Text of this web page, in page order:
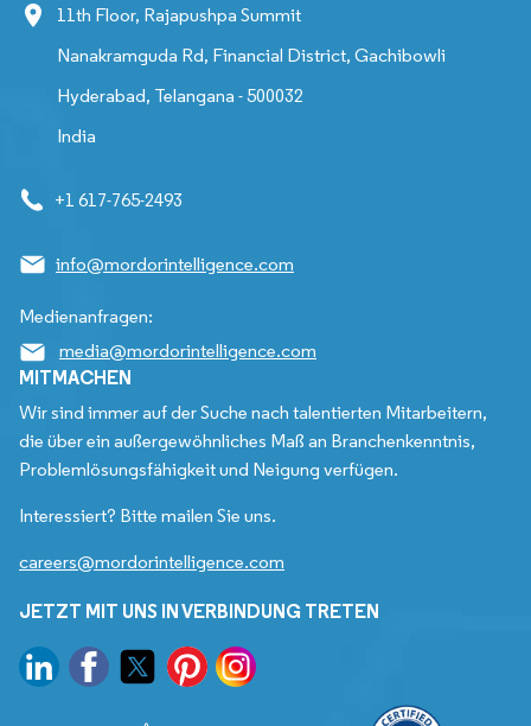
11th Floor, Rajapushpa Summit
Nanakramguda Rd, Financial District, Gachibowli
Hyderabad, Telangana - 500032
India
+1 617-765-2493
info@mordorintelligence.com
Medienanfragen:
media@mordorintelligence.com
MITMACHEN
Wir sind immer auf der Suche nach talentierten Mitarbeitern,
die über ein außergewöhnliches Maß an Branchenkenntnis,
Problemlösungsfähigkeit und Neigung verfügen.
Interessiert? Bitte mailen Sie uns.
careers@mordorintelligence.com
JETZT MIT UNS IN VERBINDUNG TRETEN